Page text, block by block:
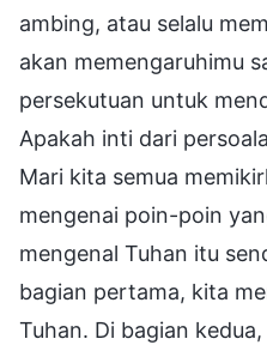
ambing, atau selalu
akan memengaruhimu
persekutuan untuk
Apakah inti dari
Mari kita semua
mengenai poin-poin
mengenal Tuhan itu
bagian pertama, kita
Tuhan. Di bagian